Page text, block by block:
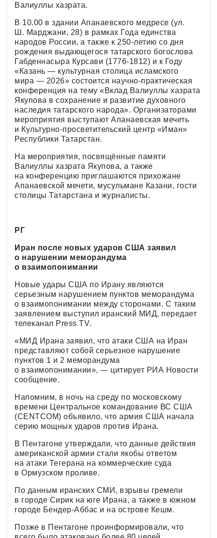
Валиуллы хазрата.
В 10.00 в здании Апанаевского медресе (ул.
Ш. Марджани, 28) в рамках Года единства
народов России, а также к 250-летию со дня
рождения выдающегося татарского богослова
Габденнасыра Курсави (1776-1812) и к Году
«Казань — культурная столица исламского
мира — 2026» состоится научно-практическая
конференция на тему «Вклад Валиуллы хазрата
Якупова в сохранение и развитие духовного
наследия татарского народа». Организаторами
мероприятия выступают Апанаевская мечеть
и Культурно-просветительский центр «Иман»
Республики Татарстан.
На мероприятия, посвящённые памяти
Валиуллы хазрата Якупова, а также
на конференцию приглашаются прихожане
Апанаевской мечети, мусульмане Казани, гости
столицы Татарстана и журналисты.
РГ
Иран после новых ударов США заявил
о нарушении меморандума
о взаимопонимании
Новые удары США по Ирану являются
серьезным нарушением пунктов меморандума
о взаимопонимании между сторонами. С таким
заявлением выступил иранский МИД, передает
телеканал Press TV.
«МИД Ирана заявил, что атаки США на Иран
представляют собой серьезное нарушение
пунктов 1 и 2 меморандума
о взаимопонимании», — цитирует РИА Новости
сообщение.
Напомним, в ночь на среду по московскому
времени Центральное командование ВС США
(CENTCOM) объявило, что армия США начала
серию мощных ударов против Ирана.
В Пентагоне утверждали, что данные действия
американской армии стали якобы ответом
на атаки Тегерана на коммерческие суда
в Ормузском проливе.
По данным иранских СМИ, взрывы гремели
в городе Сирик на юге Ирана, а также в южном
городе Бендер-Аббас и на острове Кешм.
Позже в Пентагоне проинформировали, что